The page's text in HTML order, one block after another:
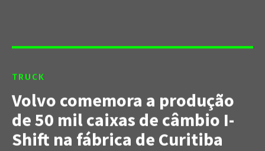
TRUCK
Volvo comemora a produção
de 50 mil caixas de câmbio I-
Shift na fábrica de Curitiba